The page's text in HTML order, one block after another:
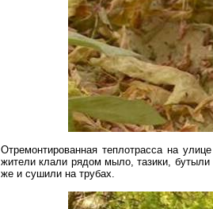
Отремонтированная теплотрасса на
жители клали рядом мыло, тазики,
же и сушили на трубах.